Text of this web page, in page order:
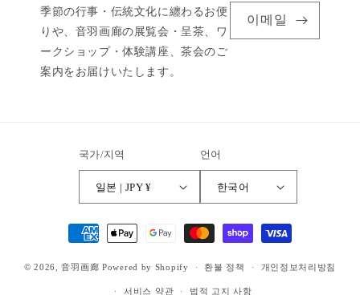
季節の行事・伝統文化に纏わるお便
りや、音羽画廊の展覧会・呈茶、ワ
ークショップ・体験講座、茶会のご
案内をお届けいたします。
이메일
국가/지역
일본 | JPY ¥
언어
한국어
결
제
방
© 2026,音羽画廊 Powered by Shopify 환불 정책 개인정보처리방침
서비스 약관 법적 고지 사항